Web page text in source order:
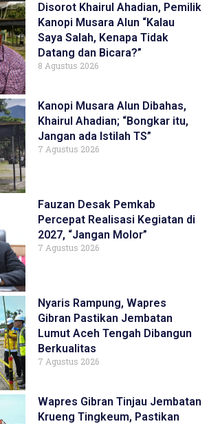
Disorot Khairul Ahadian, Pemilik
Kanopi Musara Alun “Kalau
Saya Salah, Kenapa Tidak
Datang dan Bicara?”
8 Agustus 2026
Kanopi Musara Alun Dibahas,
Khairul Ahadian; “Bongkar itu,
Jangan ada Istilah TS”
7 Agustus 2026
Fauzan Desak Pemkab
Percepat Realisasi Kegiatan di
2027, “Jangan Molor”
7 Agustus 2026
Nyaris Rampung, Wapres
Gibran Pastikan Jembatan
Lumut Aceh Tengah Dibangun
Berkualitas
7 Agustus 2026
Wapres Gibran Tinjau Jembatan
Krueng Tingkeum, Pastikan